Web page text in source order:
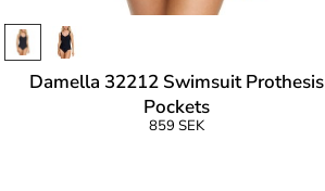
Damella 32212 Swimsuit Prothesis
Pockets
859 SEK